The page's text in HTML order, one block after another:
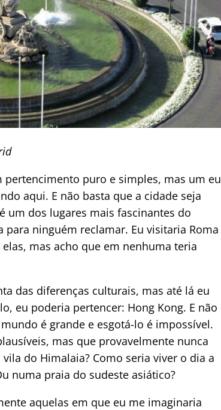
pertencimento puro e simples, mas um eu
aqui. E não basta que a cidade seja
um dos lugares mais fascinantes do
ninguém reclamar. Eu visitaria Roma
mas acho que em nenhuma teria
das diferenças culturais, mas até lá eu
eu poderia pertencer: Hong Kong. E não
é grande e esgotá-lo é impossível.
mas que provavelmente nunca
do Himalaia? Como seria viver o dia a
numa praia do sudeste asiático?
aquelas em que eu me imaginaria